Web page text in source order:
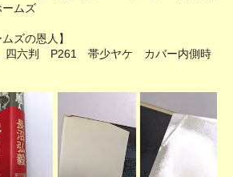
ムズ
ズの恩人】
六判 P261 帯少ヤケ カバー内側時